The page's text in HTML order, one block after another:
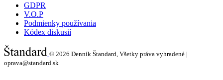
GDPR
V.O.P
Podmienky používania
Kódex diskusií
© 2026 Denník Štandard, Všetky práva vyhradené |
oprava@standard.sk